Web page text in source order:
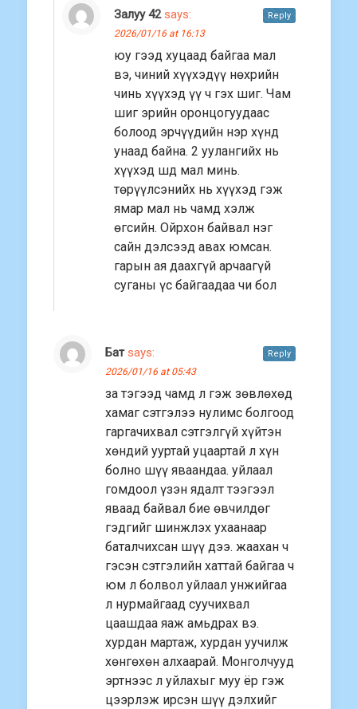
Залуу 42 says:
2026/01/16 at 16:13
юу гээд хуцаад байгаа мал
вэ, чиний хүүхэдүү нөхрийн
чинь хүүхэд үү ч гэх шиг. Чам
шиг эрийн оронцогуудаас
болоод эрчүүдийн нэр хүнд
унаад байна. 2 уулангийх нь
хүүхэд шд мал минь.
төрүүлсэнийх нь хүүхэд гэж
ямар мал нь чамд хэлж
өгсийн. Ойрхон байвал нэг
сайн дэлсээд авах юмсан.
гарын ая даахгүй арчаагүй
суганы үс байгаадаа чи бол
Reply
Бат says:
2026/01/16 at 05:43
за тэгээд чамд л гэж зөвлөхөд
хамаг сэтгэлээ нулимс болгоод
гаргачихвал сэтгэлгүй хүйтэн
хөндий ууртай уцаартай л хүн
болно шүү яваандаа. уйлаал
гомдоол үзэн ядалт тээгээл
яваад байвал бие өвчилдөг
гэдгийг шинжлэх ухаанаар
баталчихсан шүү дээ. жаахан ч
гэсэн сэтгэлийн хаттай байгаа ч
юм л болвол уйлаал унжийгаа
л нурмайгаад суучихвал
цаашдаа яаж амьдрах вэ.
хурдан мартаж, хурдан уучилж
хөнгөхөн алхаарай. Монголчууд
эртнээс л уйлахыг муу ёр гэж
цээрлэж ирсэн шүү дэлхийг
Reply